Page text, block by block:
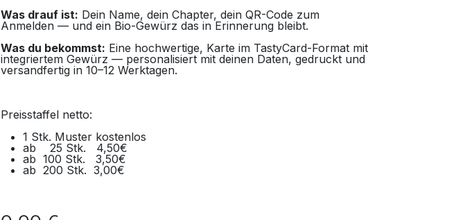
Was drauf ist: Dein Name, dein Chapter, dein QR-Code zum
Anmelden — und ein Bio-Gewürz das in Erinnerung bleibt.
Was du bekommst: Eine hochwertige, Karte im TastyCard-Format mit
integriertem Gewürz — personalisiert mit deinen Daten, gedruckt und
versandfertig in 10–12 Werktagen.
Preisstaffel netto:
1 Stk.​ Muster kostenlos
ab 25 Stk. 4,50€
ab 100 Stk. ​ 3,50€
ab 200 Stk. ​ 3,00€